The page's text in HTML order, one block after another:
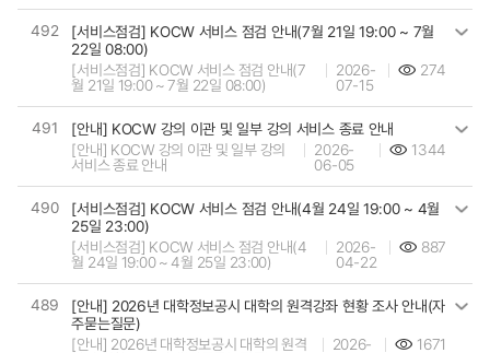
492
[서비스점검] KOCW 서비스 점검 안내(7월 21일 19:00 ~ 7월
22일 08:00)
[서비스점검] KOCW 서비스 점검 안내(7
월 21일 19:00 ~ 7월 22일 08:00)
2026-
07-15
274
491
[안내] KOCW 강의 이관 및 일부 강의 서비스 종료 안내
[안내] KOCW 강의 이관 및 일부 강의
서비스 종료 안내
2026-
06-05
1344
490
[서비스점검] KOCW 서비스 점검 안내(4월 24일 19:00 ~ 4월
25일 23:00)
[서비스점검] KOCW 서비스 점검 안내(4
월 24일 19:00 ~ 4월 25일 23:00)
2026-
04-22
887
489
[안내] 2026년 대학정보공시 대학의 원격강좌 현황 조사 안내(자
주묻는질문)
[안내] 2026년 대학정보공시 대학의 원격
2026- 1671